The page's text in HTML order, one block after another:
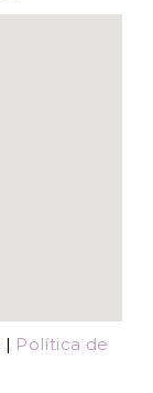
| Política de